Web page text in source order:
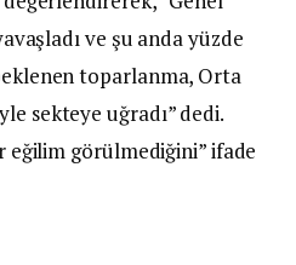
ve şu anda yüzde
toparlanma, Orta
sekteye uğradı” dedi.
eğilim görülmediğini” ifade